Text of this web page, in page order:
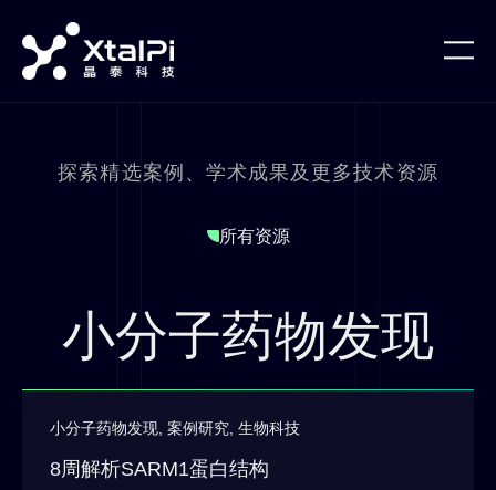
探索精选案例、学术成果及更多技术资源
所有资源
小分子药物发现
小分子药物发现 案例研究 生物科技
8周解析SARM1蛋白结构